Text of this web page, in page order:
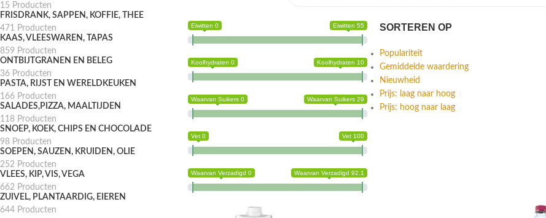
15 Producten
FRISDRANK, SAPPEN, KOFFIE, THEE
471 Producten
KAAS, VLEESWAREN, TAPAS
859 Producten
ONTBIJTGRANEN EN BELEG
36 Producten
PASTA, RIJST EN WERELDKEUKEN
166 Producten
SALADES,PIZZA, MAALTIJDEN
118 Producten
SNOEP, KOEK, CHIPS EN CHOCOLADE
98 Producten
SOEPEN, SAUZEN, KRUIDEN, OLIE
252 Producten
VLEES, KIP, VIS, VEGA
662 Producten
ZUIVEL, PLANTAARDIG, EIEREN
644 Producten
Eiwitten 0 Eiwitten 55
Koolhydraten 0 Koolhydraten 10
Waarvan Suikers 0 Waarvan Suikers 29
Vet 0 Vet 100
Waarvan Verzadigd 0 Waarvan Verzadigd 92.1
SORTEREN OP
Populariteit
Gemiddelde waardering
Nieuwheid
Prijs: laag naar hoog
Prijs: hoog naar laag